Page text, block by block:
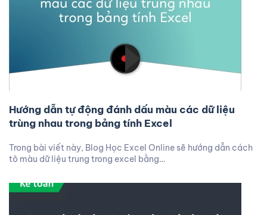
Hướng dẫn tự động đánh dấu màu các dữ liệu
trùng nhau trong bảng tính Excel
Trong bài viết này, Blog Học Excel Online sẽ hướng dẫn cách
tô màu dữ liệu trung trong excel bằng…